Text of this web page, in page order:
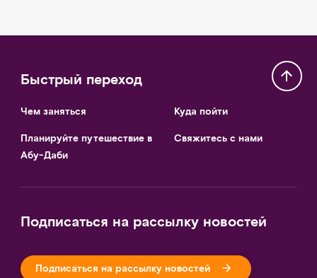
Быстрый переход
Чем заняться
Планируйте путешествие в
Абу-Даби
Куда пойти
Свяжитесь с нами
Подписаться на рассылку новостей
Подписаться на рассылку новостей